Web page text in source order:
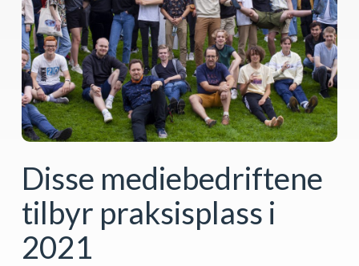
Disse mediebedriftene
tilbyr praksisplass i
2021